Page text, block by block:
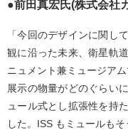
●前田真宏氏(株式会社
「今回のデザインに関し
観に沿った未来、衛星軌
ニュメント兼ミュージア
展示の物量がどのぐらい
ュール式とし拡張性を持
した。ISS もミュールもそ